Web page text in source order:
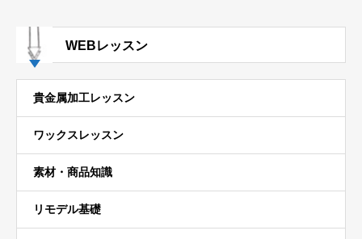
WEBレッスン
貴金属加工レッスン
ワックスレッスン
素材・商品知識
リモデル基礎